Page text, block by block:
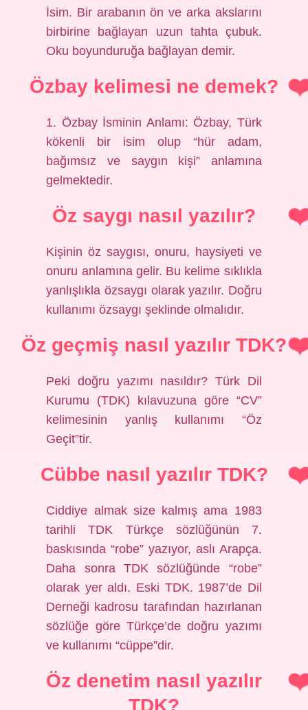
İsim. Bir arabanın ön ve arka akslarını
birbirine bağlayan uzun tahta çubuk.
Oku boyunduruğa bağlayan demir.
Özbay kelimesi ne demek?
1. Özbay İsminin Anlamı: Özbay, Türk
kökenli bir isim olup “hür adam,
bağımsız ve saygın kişi” anlamına
gelmektedir.
Öz saygı nasıl yazılır?
Kişinin öz saygısı, onuru, haysiyeti ve
onuru anlamına gelir. Bu kelime sıklıkla
yanlışlıkla özsaygı olarak yazılır. Doğru
kullanımı özsaygı şeklinde olmalıdır.
Öz geçmiş nasıl yazılır TDK?
Peki doğru yazımı nasıldır? Türk Dil
Kurumu (TDK) kılavuzuna göre “CV”
kelimesinin yanlış kullanımı “Öz
Geçit”tir.
Cübbe nasıl yazılır TDK?
Ciddiye almak size kalmış ama 1983
tarihli TDK Türkçe sözlüğünün 7.
baskısında “robe” yazıyor, aslı Arapça.
Daha sonra TDK sözlüğünde “robe”
olarak yer aldı. Eski TDK. 1987’de Dil
Derneği kadrosu tarafından hazırlanan
sözlüğe göre Türkçe’de doğru yazımı
ve kullanımı “cüppe”dir.
Öz denetim nasıl yazılır
TDK?